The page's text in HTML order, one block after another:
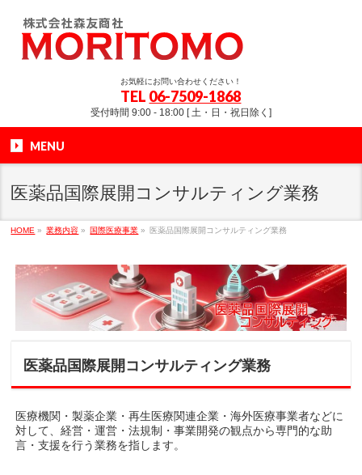
お気軽にお問い合わせください！
TEL 06-7509-1868
受付時間 9:00 - 18:00 [ 土・日・祝日除く]
MENU
医薬品国際展開コンサルティング業務
HOME » 業務内容 » 国際医療事業 » 医薬品国際展開コンサルティング業務
医薬品国際展開コンサルティング業務
医療機関・製薬企業・再生医療関連企業・海外医療事業者などに
対して、経営・運営・法規制・事業開発の観点から専門的な助
言・支援を行う業務を指します。